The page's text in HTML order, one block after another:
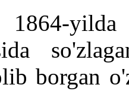
1864-
borgan